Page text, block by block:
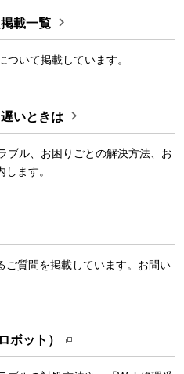
載一覧 
ついて掲載しています。
いときは 
ブル、お困りごとの解決方法、お
ます。
ご質問を掲載しています。お問い
ボット）